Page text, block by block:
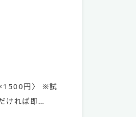
円〉 ※試
ければ即…